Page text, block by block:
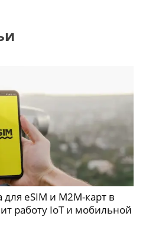
eSIM и M2M-карт в
работу IoT и мобильной